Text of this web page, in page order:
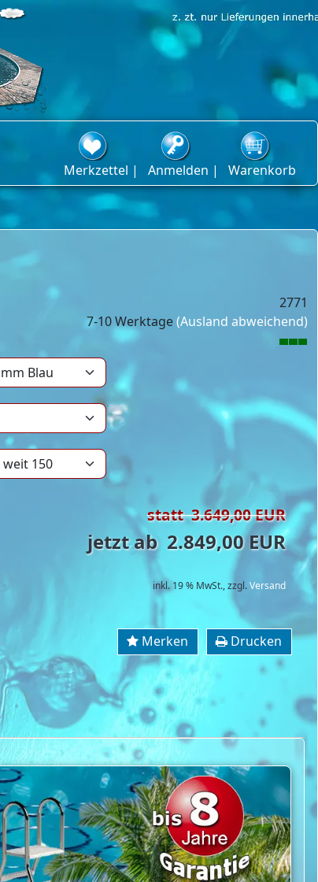
Merkzettel | Anmelden | Warenkorb
2771
7-10 Werktage(Ausland abweichend)
statt 3.649,00 EUR
jetzt ab 2.849,00 EUR
inkl. 19 % MwSt.,zzgl.Versand
Merken Drucken